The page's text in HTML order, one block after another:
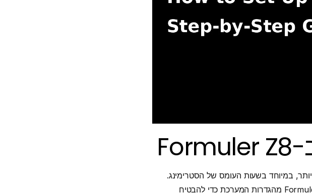
עדכנו באופן קבוע את MYTVOnline 2 ואת הקושחה של Formuler מהגדרות המערכת כדי להבטיח